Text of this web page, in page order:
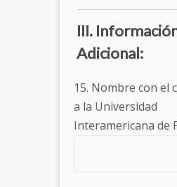
III.
Adicional:
15. Nombre con el
a la Universidad
Interamericana de